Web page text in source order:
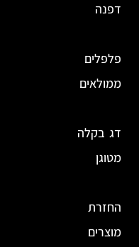
דפנה
פלפלים
ממולאים
דג בקלה
מטוגן
החזרת
מוצרים